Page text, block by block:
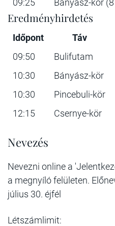
09:25
Bányász-kör
Eredményhirdetés
Időpont
Táv
09:50
Bulifutam
10:30
Bányász-kör
10:30
Pincebuli-kör
12:15
Csernye-kör
Nevezés
Nevezni online a
a megnyíló felületen.
július 30. éjfél
Létszámlimit: